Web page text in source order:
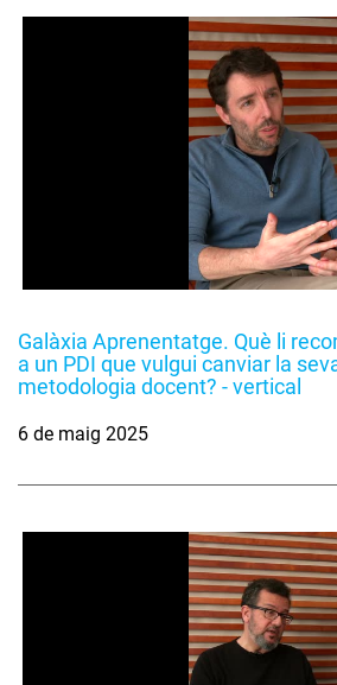
Galàxia Aprenentatge. Què li
a un PDI que vulgui canviar la
metodologia docent? - vertical
6 de maig 2025